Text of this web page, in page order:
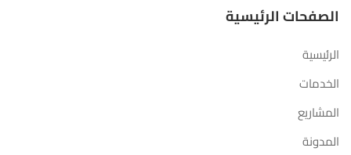
الصفحات الرئيسية
الرئيسية
الخدمات
المشاريع
المدونة